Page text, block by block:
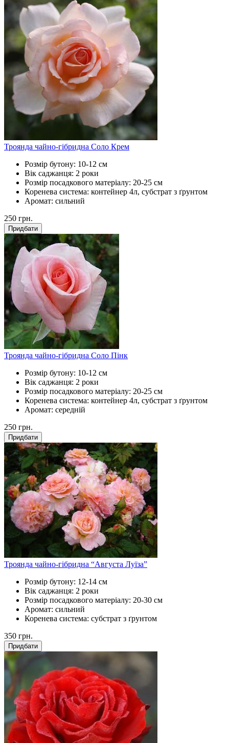
Троянда чайно-гібридна Соло Крем
Розмір бутону: 10-12 см
Вік саджанця: 2 роки
Розмір посадкового матеріалу: 20-25 см
Коренева система: контейнер 4л, субстрат з ґрунтом
Аромат: сильний
250 грн.
Придбати
Троянда чайно-гібридна Соло Пінк
Розмір бутону: 10-12 см
Вік саджанця: 2 роки
Розмір посадкового матеріалу: 20-25 см
Коренева система: контейнер 4л, субстрат з ґрунтом
Аромат: середній
250 грн.
Придбати
Троянда чайно-гібридна “Августа Луїза”
Розмір бутону: 12-14 см
Вік саджанця: 2 роки
Розмір посадкового матеріалу: 20-30 см
Аромат: сильний
Коренева система: субстрат з ґрунтом
350 грн.
Придбати